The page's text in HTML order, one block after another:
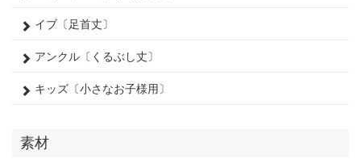
イブ〔足首丈〕
アンクル〔くるぶし丈〕
キッズ〔小さなお子様用〕
素材